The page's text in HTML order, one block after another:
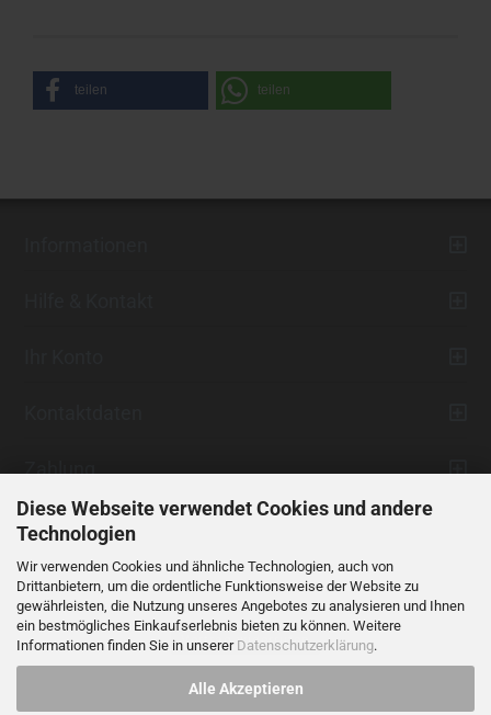
Diese Webseite verwendet Cookies und andere
Technologien
Wir verwenden Cookies und ähnliche Technologien, auch von
Drittanbietern, um die ordentliche Funktionsweise der Website zu
gewährleisten, die Nutzung unseres Angebotes zu analysieren und Ihnen
ein bestmögliches Einkaufserlebnis bieten zu können. Weitere
Informationen finden Sie in unserer Datenschutzerklärung.
Alle Akzeptieren
teilen teilen
Zahlung
Vertrag widerrufen